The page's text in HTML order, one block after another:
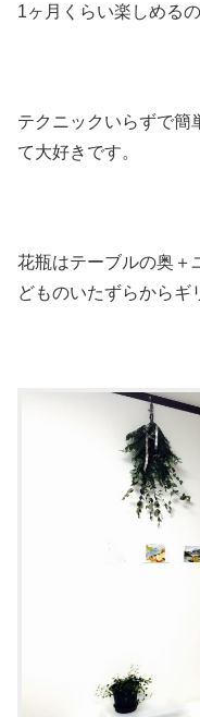
1ヶ月くらい楽しめる
テクニックいらずで簡
て大好きです。
花瓶はテーブルの奥＋
どものいたずらからギ